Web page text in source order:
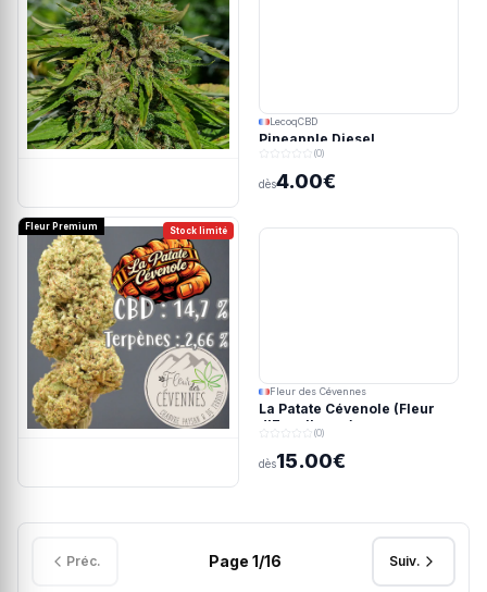
LecoqCBD
Pineapple Diesel
(0)
dès4.00€
Stock limité
Fleur Premium
Fleur des Cévennes
La Patate Cévenole (Fleur
d'Excellence)
(0)
dès15.00€
Préc. Page 1/16 Suiv.